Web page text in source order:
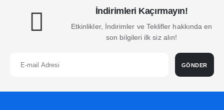
İndirimleri Kaçırmayın!
Etkinlikler, İndirimler ve Teklifler hakkında en
son bilgileri ilk siz alın!
GÖNDER